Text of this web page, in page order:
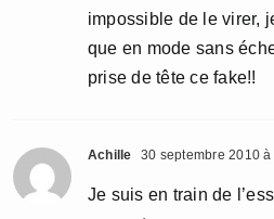
impossible de le virer,
que en mode sans
prise de tête ce fake!!
Achille 30 septembre 2010 à
Je suis en train de